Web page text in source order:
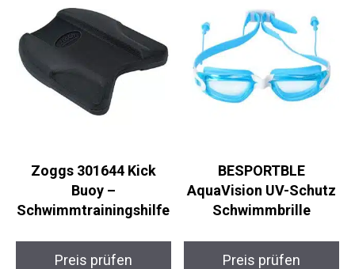
Zoggs 301644 Kick
Buoy –
Schwimmtrainingshilfe
Preis prüfen
BESPORTBLE
AquaVision UV-Schutz
Schwimmbrille
Preis prüfen